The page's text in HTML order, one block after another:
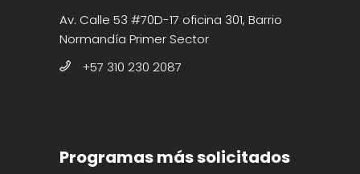
Av. Calle 53 #70D-17 oficina 301, Barrio
Normandía Primer Sector
+57 310 230 2087
Programas más solicitados